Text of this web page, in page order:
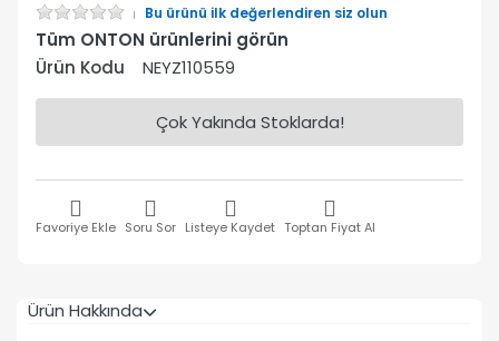
Bu ürünü ilk değerlendiren siz olun
Tüm ONTON ürünlerini görün
Ürün Kodu
NEYZ110559
Çok Yakında Stoklarda!
Favoriye Ekle Soru Sor Listeye Kaydet Toptan Fiyat Al
Ürün Hakkında